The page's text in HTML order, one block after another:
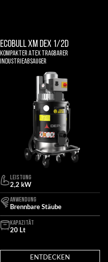
ECOBULL XM DEX 1/2D
Kompakter Atex tragbarer
Industrieabsauger
LEISTUNG
2,2 kW
ANWENDUNG
Brennbare Stäube
KAPAZITÄT
20 Lt
ENTDECKEN